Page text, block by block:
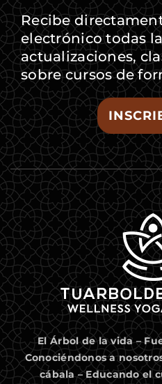
Recibe
electrónico todas
actualizaciones,
sobre cursos de
El Árbol de la vida –
Conociéndonos a
cábala – Educando el